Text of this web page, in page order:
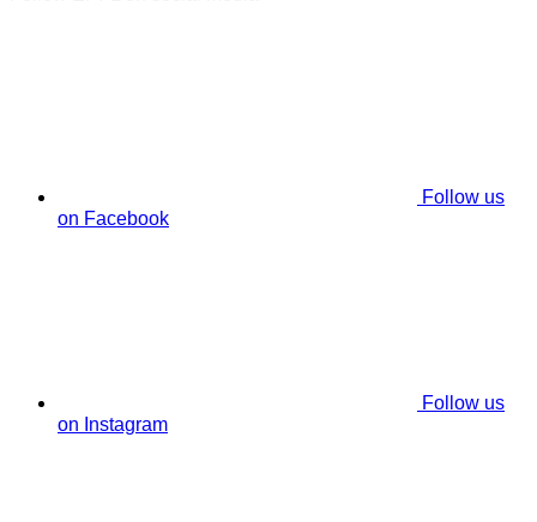
Follow us
on Facebook
Follow us
on Instagram